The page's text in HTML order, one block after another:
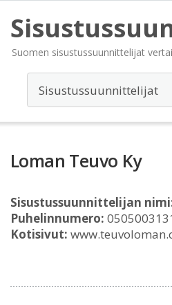
Suomen sisustussuunnittelijat
Loman Teuvo Ky
Sisustussuunnittelijan
Puhelinnumero:
Kotisivut: